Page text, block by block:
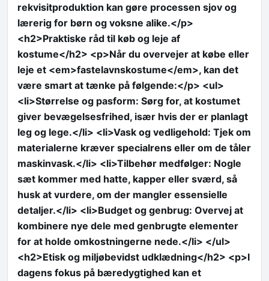
rekvisitproduktion kan gøre processen sjov og
lærerig for børn og voksne alike.</p>
<h2>Praktiske råd til køb og leje af
kostume</h2> <p>Når du overvejer at købe eller
leje et <em>fastelavnskostume</em>, kan det
være smart at tænke på følgende:</p> <ul>
<li>Størrelse og pasform: Sørg for, at kostumet
giver bevægelsesfrihed, især hvis der er planlagt
leg og lege.</li> <li>Vask og vedligehold: Tjek om
materialerne kræver specialrens eller om de tåler
maskinvask.</li> <li>Tilbehør medfølger: Nogle
sæt kommer med hatte, kapper eller sværd, så
husk at vurdere, om der mangler essensielle
detaljer.</li> <li>Budget og genbrug: Overvej at
kombinere nye dele med genbrugte elementer
for at holde omkostningerne nede.</li> </ul>
<h2>Etisk og miljøbevidst udklædning</h2> <p>I
dagens fokus på bæredygtighed kan et